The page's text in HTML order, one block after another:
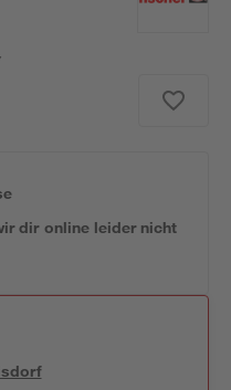
dir online leider nicht